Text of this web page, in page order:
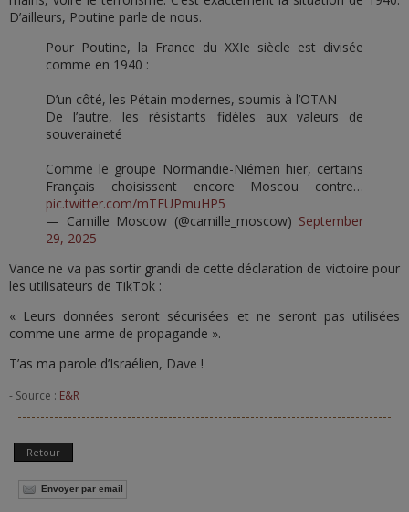
D’ailleurs, Poutine parle de nous.
Pour Poutine, la France du XXIe siècle est divisée
comme en 1940 :
D’un côté, les Pétain modernes, soumis à l’OTAN
De l’autre, les résistants fidèles aux valeurs de
souveraineté
Comme le groupe Normandie-Niémen hier, certains
Français choisissent encore Moscou contre…
pic.twitter.com/mTFUPmuHP5
— Camille Moscow (@camille_moscow) September
29, 2025
Vance ne va pas sortir grandi de cette déclaration de victoire pour
les utilisateurs de TikTok :
« Leurs données seront sécurisées et ne seront pas utilisées
comme une arme de propagande ».
T’as ma parole d’Israélien, Dave !
- Source : E&R
Retour
Envoyer par email